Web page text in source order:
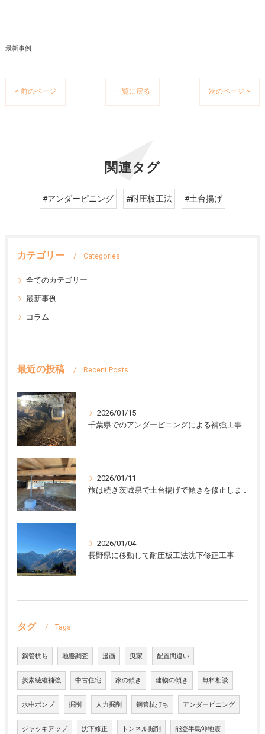
最新事例
< 前のページ 一覧に戻る 次のページ >
関連タグ
#アンダーピニング #耐圧板工法 #土台揚げ
カテゴリー Categories
全てのカテゴリー
最新事例
コラム
最近の投稿 Recent Posts
2026/01/15
千葉県でのアンダーピニングによる補強工事
2026/01/11
旅は続き茨城県で土台揚げで傾きを修正しました。
2026/01/04
長野県に移動して耐圧板工法沈下修正工事
タグ Tags
鋼管杭ち 地盤調査 漫画 曳家 配置間違い
炭素繊維補強 中古住宅 家の傾き 建物の傾き 無料相談
水中ポンプ 掘削 人力掘削 鋼管杭打ち アンダーピニング
ジャッキアップ 沈下修正 トンネル掘削 能登半島沖地震